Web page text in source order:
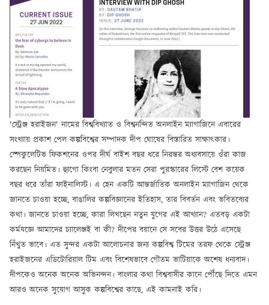
'স্ট্রেঞ্জ হরাইজন' নামের বিশ্ববিখ্যাত ও বিশ্বনন্দিত অনলাইন ম্যাগাজিনে এবারের
সংখ্যায় প্রকাশ পেল কল্পবিশ্বের সম্পাদক দীপ ঘোষের বিস্তারিত সাক্ষাৎকার।
স্পেকুলেটিভ ফিকশনের ওপর দীর্ঘ বাইশ বছর ধরে নিরন্তর অধ্যবসায়ে ওঁরা কাজ
করছেন নিয়মিত। হ্যুগো কিংবা নেবুলার মতন সেরা পুরস্কারের লিস্টে বেশ কয়েক
বছর ধরে তাঁরা ফাইনালিস্ট। এ হেন একটি আন্তর্জাতিক অনলাইন ম্যাগাজিন থেকে
জানতে চাওয়া হচ্ছে, বাঙালির কল্পবিজ্ঞানের ইতিহাস, তার বিবর্তন এবং ভবিতব্যের
কথা। জানতে চাওয়া হচ্ছে, কারা লিখছেন নতুন যুগের এই আখ্যান? এতবড় একটা
কর্মযজ্ঞে আমাদের চ্যালেঞ্জই বা কী? দীপের বয়ানে সে সবের উত্তর উঠে এসেছে
নিঁখুত ভাবে। এত সুন্দর একটা আলোচনার জন্য কল্পবিশ্ব টিমের তরফ থেকে স্ট্রেঞ্জ
হরাইজনের এডিটোরিয়াল টিম এবং বিশেষভাবে গৌতম ভাটিয়াকে অশেষ ধন্যবাদ।
দীপকেও অনেক অনেক অভিনন্দন। বাংলার কথা বিশ্ববাসীর কানে পৌঁছে দিতে এমন
আরও অনেক সুযোগ আসুক কল্পবিশ্বের কাছে, এই কামনাই করি।